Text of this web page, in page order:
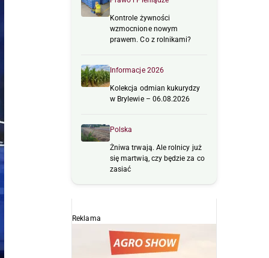
Kontrole żywności
wzmocnione nowym
prawem. Co z rolnikami?
Informacje 2026
Kolekcja odmian kukurydzy
w Brylewie – 06.08.2026
Polska
Żniwa trwają. Ale rolnicy już
się martwią, czy będzie za co
zasiać
Reklama